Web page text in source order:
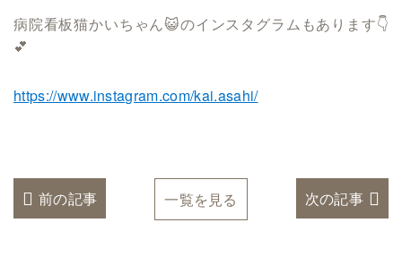
病院看板猫かいちゃん😺のインスタグラムもあります👇
💕
https://www.instagram.com/kai.asahi/
前の記事 一覧を見る 次の記事